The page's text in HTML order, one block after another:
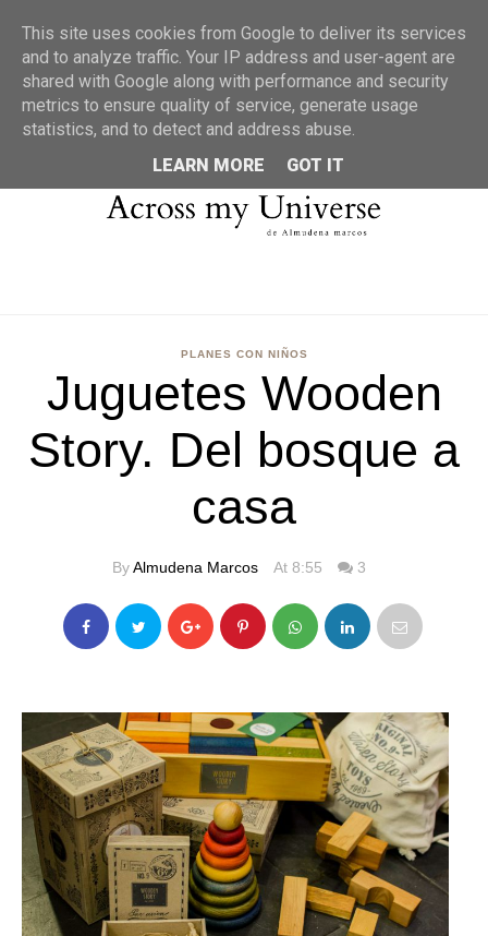
MENU
PLANES CON NIÑOS
Juguetes Wooden
Story. Del bosque a
casa
ByAlmudena Marcos At 8:55 3
This site uses cookies from Google to deliver its services
and to analyze traffic. Your IP address and user-agent are
shared with Google along with performance and security
metrics to ensure quality of service, generate usage
statistics, and to detect and address abuse.
LEARN MORE
GOT IT